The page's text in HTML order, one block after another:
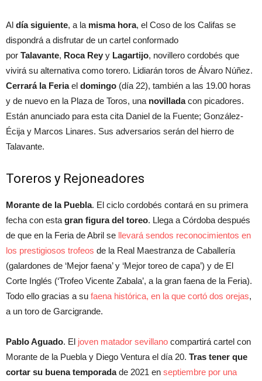
Al día siguiente, a la misma hora, el Coso de los Califas se
dispondrá a disfrutar de un cartel conformado
por Talavante, Roca Rey y Lagartijo, novillero cordobés que
vivirá su alternativa como torero. Lidiarán toros de Álvaro Núñez.
Cerrará la Feriael domingo (día 22), también a las 19.00 horas
y de nuevo en la Plaza de Toros, una novilladacon picadores.
Están anunciado para esta cita Daniel de la Fuente; González-
Écija y Marcos Linares. Sus adversarios serán del hierro de
Talavante.
Toreros y Rejoneadores
Morante de la Puebla. El ciclo cordobés contará en su primera
fecha con esta gran figura del toreo. Llega a Córdoba después
de que en la Feria de Abril se llevará sendos reconocimientos en
los prestigiosos trofeos de la Real Maestranza de Caballería
(galardones de ‘Mejor faena’ y ‘Mejor toreo de capa’) y de El
Corte Inglés (‘Trofeo Vicente Zabala’, a la gran faena de la Feria).
Todo ello gracias a su faena histórica, en la que cortó dos orejas,
a un toro de Garcigrande.
Pablo Aguado. El joven matador sevillano compartirá cartel con
Morante de la Puebla y Diego Ventura el día 20. Tras tener que
cortar su buena temporadade 2021 en septiembre por una